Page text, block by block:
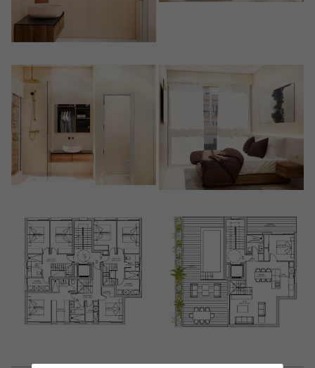
Descargar Expose
Accede a tu cuenta
Crear una cuenta
Nombre*
Apellidos*